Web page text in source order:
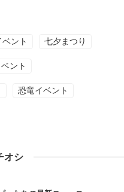
ント 七夕まつり
ント
恐竜イベント
オシ